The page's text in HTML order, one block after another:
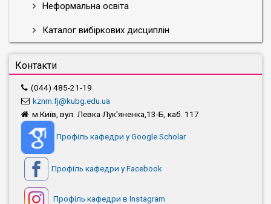
Неформальна освіта
Каталог вибіркових дисциплін
Контакти
(044) 485-21-19
kznm.fj@kubg.edu.ua
м.Київ, вул. Левка Лук'яненка,13-Б, каб. 117
Профіль кафедри у Google Scholar
Профіль кафедри у Facebook
Профіль кафедри в Instagram